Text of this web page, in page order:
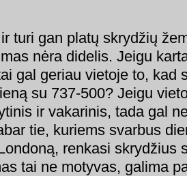
ir turi gan platų skrydžių
nėra didelis. Jeigu
gal geriau vietoje to, kad
su 737-500? Jeigu
ir vakarinis, tada gal
tie, kuriems svarbus
renkasi skrydžius
tai ne motyvas, galima